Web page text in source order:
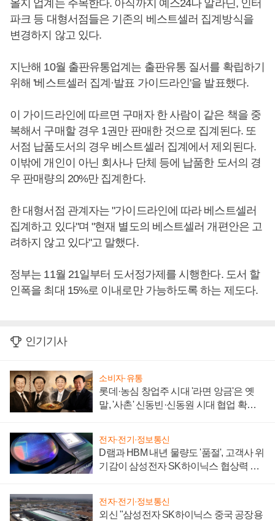
올지 업계는 주목한다. 아직까지 예스24나 알라딘, 인터
파크 등 대형서점들은 기존의 베스트셀러 집계방식을
변경하지 않고 있다.
지난해 10월 출판유통업계는 출판유통 질서를 확립하기
위해 '베스트셀러 집계·발표 가이드라인'을 발표했다.
이 가이드라인에 따르면 구매자 한 사람이 같은 책을 중
복해서 구매할 경우 1권만 판매한 것으로 집계된다. 또
서점 납품도서의 경우 베스트셀러 집계에서 제외된다.
이밖에 개인이 아닌 회사나 단체 등에 납품한 도서의 경
우 판매량의 20%만 집계한다.
한 대형서점 관계자는 "가이드라인에 따라 베스트셀러
집계하고 있다"며 "현재 별도의 베스트셀러 개편안은 고
려하지 않고 있다"고 말했다.
정부는 11월 21일부터 도서정가제를 시행한다. 도서 할
인폭을 최대 15%로 이내로만 가능하도록 하는 제도다.
인기기사
소비자·유통
롯데·농심 창업주 시대 '라면 앙금'은 옛
말, '사촌' 신동빈·신동원 시대 협업 확대
전자·전기·정보통신
D램과 HBM 내년 물량도 '품절', 고객사 위
기감이 삼성전자 SK하이닉스 협상력 더
전자·전기·정보통신
외신 "삼성전자 SK하이닉스 중국 공장용